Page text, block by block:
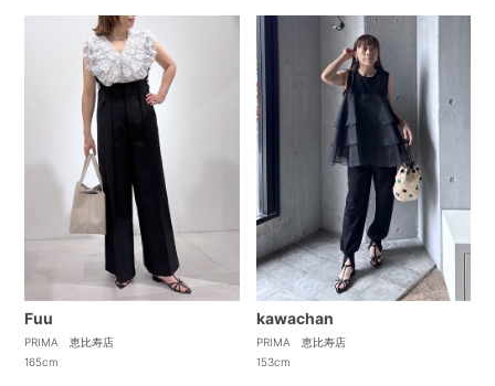
Fuu
PRIMA 恵比寿店
165cm
kawachan
PRIMA 恵比寿店
153cm